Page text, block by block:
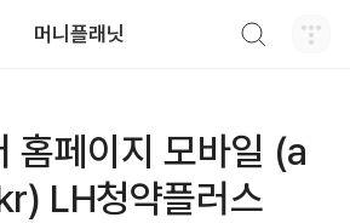
머니플래닛
홈페이지 모바일 (a
LH청약플러스